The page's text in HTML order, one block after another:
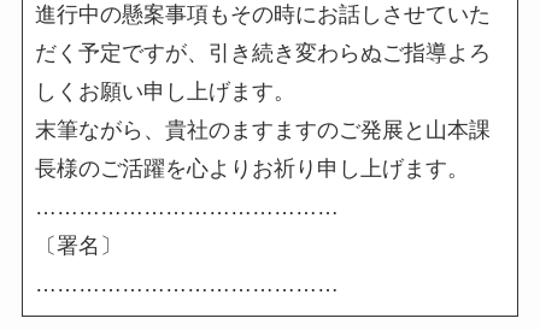
進行中の懸案事項もその時にお話しさせていた
だく予定ですが、引き続き変わらぬご指導よろ
しくお願い申し上げます。
末筆ながら、貴社のますますのご発展と山本課
長様のご活躍を心よりお祈り申し上げます。
……………………………………
〔署名〕
……………………………………